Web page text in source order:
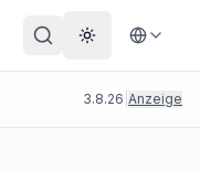
Theme
3.8.26 Anzeige